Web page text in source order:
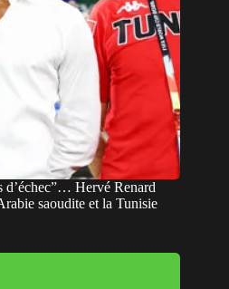
d’échec”… Hervé Renard
saoudite et la Tunisie